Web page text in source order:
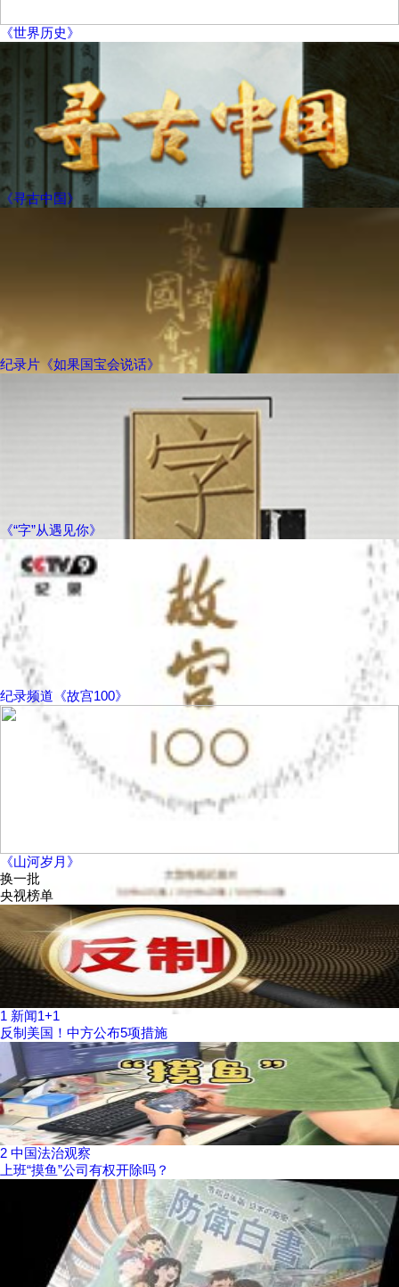
《世界历史》
《寻古中国》
纪录片《如果国宝会说话》
《“字”从遇见你》
纪录频道《故宫100》
《山河岁月》
换一批
央视榜单
1 新闻1+1
反制美国！中方公布5项措施
2 中国法治观察
上班“摸鱼”公司有权开除吗？